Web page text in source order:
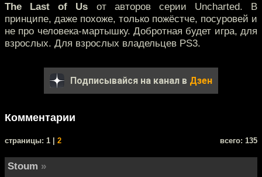
The Last of Us от авторов серии Uncharted. В
принципе, даже похоже, только пожёстче, посуровей и
не про человека-мартышку. Добротная будет игра, для
взрослых. Для взрослых владельцев PS3.
Подписывайся на канал в Дзен
Комментарии
cтраницы: 1 | 2 всего: 135
Stoum »